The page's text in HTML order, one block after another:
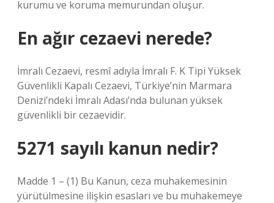
kurumu ve koruma memurundan oluşur.
En ağır cezaevi nerede?
İmralı Cezaevi, resmî adıyla İmralı F. K Tipi Yüksek
Güvenlikli Kapalı Cezaevi, Türkiye’nin Marmara
Denizi’ndeki İmralı Adası’nda bulunan yüksek
güvenlikli bir cezaevidir.
5271 sayılı kanun nedir?
Madde 1 – (1) Bu Kanun, ceza muhakemesinin
yürütülmesine ilişkin esasları ve bu muhakemeye